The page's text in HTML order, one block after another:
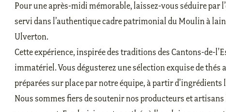
Pour une après-midi mémorable, laissez-vous séduire par
servi dans l’authentique cadre patrimonial du Moulin à
Ulverton.
Cette expérience, inspirée des traditions des Cantons-de-
immatériel. Vous dégusterez une sélection exquise de
préparées sur place par notre équipe, à partir d’ingrédients
Nous sommes fiers de soutenir nos producteurs et